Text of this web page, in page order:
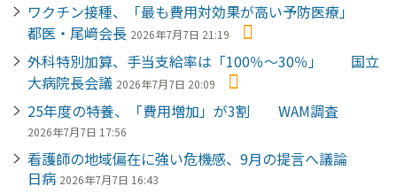
ワクチン接種、「最も費用対効果が高い予防医療」
都医・尾﨑会長 2026年7月7日 21:19
外科特別加算、手当支給率は「100％～30％」 国立
大病院長会議 2026年7月7日 20:09
25年度の特養、「費用増加」が3割 WAM調査
2026年7月7日 17:56
看護師の地域偏在に強い危機感、9月の提言へ議論
日病 2026年7月7日 16:43